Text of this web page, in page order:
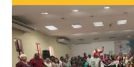
Ouro
Madeira
Pecuária
Italiano
Indonesia
Habitats
Animais
Pessoas